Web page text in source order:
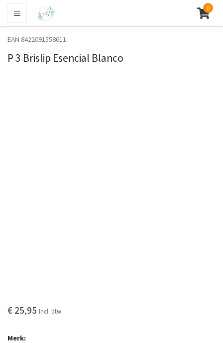
0
EAN 8422091558611
P 3 Brislip Esencial Blanco
€ 25,95 Incl. btw
Merk: